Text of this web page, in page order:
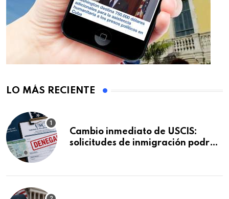
LO MÁS RECIENTE
Cambio inmediato de USCIS:
solicitudes de inmigración podrán